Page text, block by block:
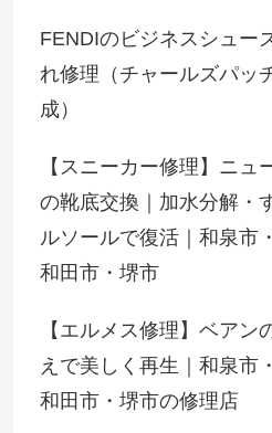
FENDIのビジネスシュー
れ修理（チャールズパッ
成）
【スニーカー修理】ニュ
の靴底交換｜加水分解・
ルソールで復活｜和泉市
和田市・堺市
【エルメス修理】ベアン
えで美しく再生｜和泉市
和田市・堺市の修理店